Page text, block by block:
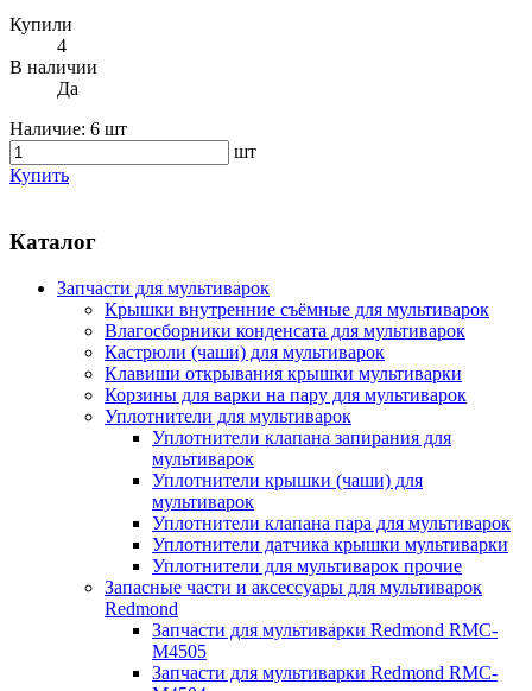
Купили
4
В наличии
Да
Наличие: 6 шт
шт
Купить
Каталог
Запчасти для мультиварок
Крышки внутренние съёмные для мультиварок
Влагосборники конденсата для мультиварок
Кастрюли (чаши) для мультиварок
Клавиши открывания крышки мультиварки
Корзины для варки на пару для мультиварок
Уплотнители для мультиварок
Уплотнители клапана запирания для
мультиварок
Уплотнители крышки (чаши) для
мультиварок
Уплотнители клапана пара для мультиварок
Уплотнители датчика крышки мультиварки
Уплотнители для мультиварок прочие
Запасные части и аксессуары для мультиварок
Redmond
Запчасти для мультиварки Redmond RMC-
M4505
Запчасти для мультиварки Redmond RMC-